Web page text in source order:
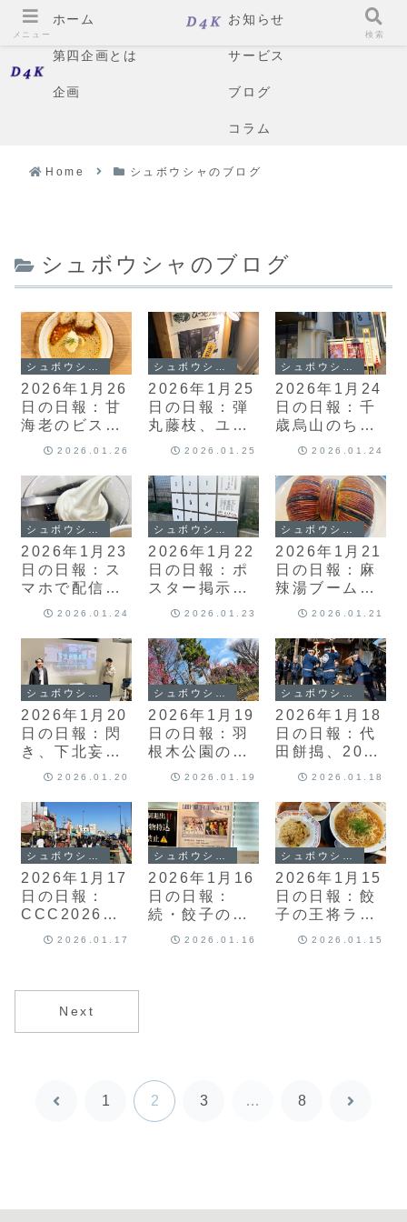
ホーム
お知らせ
第四企画とは
サービス
企画
ブログ
コラム
Home シュボウシャのブログ
シュボウシャのブログ
2026年1月26
日の日報：甘
海老のビスク
～海老のクネ
ニークポイン
ト「王国で殺
して」2回
目、志太泉
2026.01.26
2026年1月25
日の日報：弾
丸藤枝、ユニ
ークポイント
て」、豊川着
2026.01.25
2026年1月24
日の日報：千
歳烏山のち下
北沢
2026.01.24
シュボウシャのブログ
2026年1月23
日の日報：ス
マホで配信＆
OBSで配信
2026.01.24
シュボウシャのブログ
2026年1月22
日の日報：ポ
スター掲示
板、小田急、
2026.01.23
シュボウシャのブログ
2026年1月21
日の日報：麻
辣湯ブーム確
定、リボンデ
おやのファミ
リーレストラ
ン
2026.01.21
2026年1月20
日の日報：閃
き、下北妄想
会議、世田谷
ス
2026.01.20
2026年1月19
日の日報：羽
根木公園の
梅、
ACADEMY、
解散総選挙
2026.01.19
2026年1月18
日の日報：代
田餅搗、2026
年下北沢は麻
2026.01.18
シュボウシャのブログ
2026年1月17
日の日報：
CCC2026第5
弾、気仙フェ
2026.01.17
シュボウシャのブログ
2026年1月16
日の日報：
続・餃子の王
将ランチ、中
2026.01.16
シュボウシャのブログ
2026年1月15
日の日報：餃
子の王将ラン
チがとんでも
2026.01.15
Next
前
1 2 3 … 8
次
メニュー 検索